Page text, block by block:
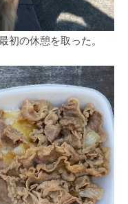
初の休憩を取った。